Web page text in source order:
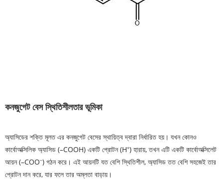
কনজুগেট বেস স্থিতিশীলতার ভূমিকা
অ্যাসিডের শক্তি মূলত এর কনজুগেট বেসের স্থায়িত্ব দ্বারা নির্ধারিত হয়। যখন কোনও
কার্বোঅক্সিলিক অ্যাসিড (–COOH) একটি প্রোটন (H⁺) হারায়, তখন এটি একটি কার্বোঅক্সিলেট
আয়ন (–COO⁻) গঠন করে। এই আয়নটি যত বেশি স্থিতিশীল, অ্যাসিড তত বেশি সহজেই তার
প্রোটন দান করে, যার ফলে তার অম্লতা বাড়ায়।